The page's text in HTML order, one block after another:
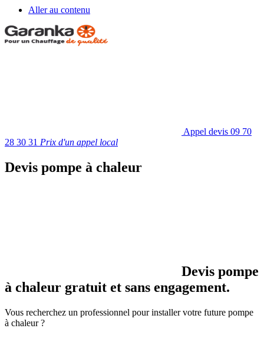
Aller au contenu
Appel devis 09 70
28 30 31 Prix d'un appel local
Devis pompe à chaleur
Devis pompe
à chaleur gratuit et sans engagement.
Vous recherchez un professionnel pour installer votre future pompe
à chaleur ?